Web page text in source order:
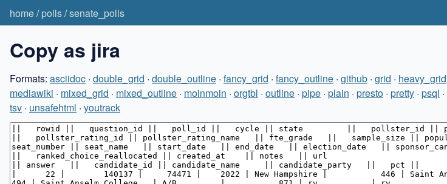
home/polls/senate_polls
Copy as jira
Formats: asciidoc · double_grid · double_outline · fancy_grid · fancy_outline · github · grid · heavy_grid
mediawiki · mixed_grid · mixed_outline · moinmoin · orgtbl · outline · pipe · plain · presto · pretty · psql ·
tsv · unsafehtml · youtrack